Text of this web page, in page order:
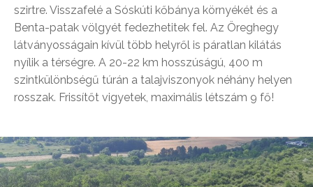
szirtre. Visszafelé a Sóskúti kőbánya környékét és a
Benta-patak völgyét fedezhetitek fel. Az Öreghegy
látványosságain kívül több helyről is páratlan kilátás
nyílik a térségre. A 20-22 km hosszúságú, 400 m
szintkülönbségű túrán a talajviszonyok néhány helyen
rosszak. Frissítőt vigyetek, maximális létszám 9 fő!